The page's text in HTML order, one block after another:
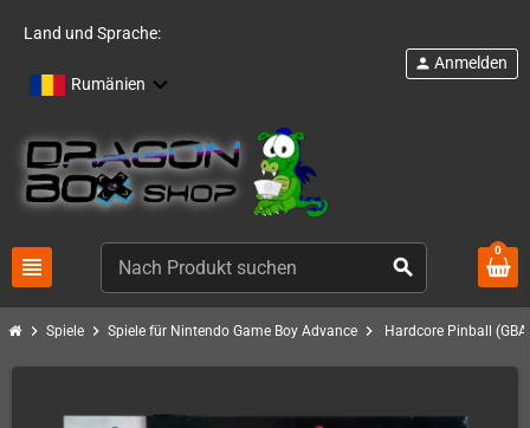
Land und Sprache:
Rumänien
view_headline search
person Anmelden
0
chevron_right Spiele chevron_right Spiele für Nintendo Game Boy Advance chevron_right Hardcore Pinball